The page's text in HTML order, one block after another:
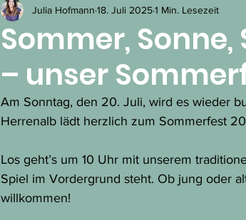
Sommer,
– unser
Julia Hofmann 18. Juli 20251 Min. Lesezeit
Am Sonntag, den 20. Juli, wird es wieder
Herrenalb lädt herzlich zum Sommerfest
Los geht’s um 10 Uhr mit unserem
Spiel im Vordergrund steht. Ob jung oder
willkommen!